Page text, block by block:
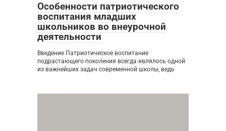
Особенности патриотического
воспитания младших
школьников во внеурочной
деятельности
Введение Патриотическое воспитание
подрастающего поколения всегда являлось одной
из важнейших задач современной школы, ведь